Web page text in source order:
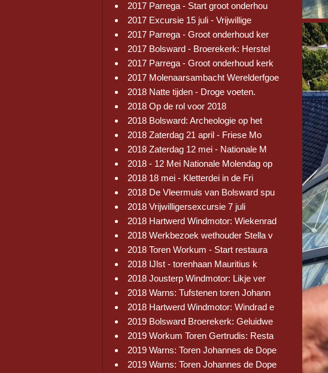
2017 Parrega - Start groot onderhou
2017 Excursie 15 juli - Vrijwillige
2017 Parrega - Groot onderhoud ker
2017 Bolsward - Broerekerk: Herstel
2017 Parrega - Groot onderhoud kerk
2017 Molenaarsambacht Werelderfgoe
2018 Natte tijden - Droge voeten.
2018 Op de rol voor 2018
2018 Bolsward: Archeologie op het
2018 Zaterdag 21 april - Friese Mo
2018 Zaterdag 12 mei - Nationale M
2018 - 12 Mei Nationale Molendag op
2018 18 mei - Kletterdei in de Fri
2018 De Vleermuis van Bolsward spu
2018 Vrijwilligersexcursie 7 juli
2018 Hartwerd Windmotor: Wiekenrad
2018 Werkbezoek wethouder Stella v
2018 Toren Workum - Start restaura
2018 IJlst - torenhaan Mauritius k
2018 Jousterp Windmotor: Likje ver
2018 Warns: Tufstenen toren Johann
2018 Hartwerd Windmotor: Windrad e
2019 Bolsward Broerekerk: Geluidwe
2019 Workum Toren Gertrudis: Resta
2019 Warns: Toren Johannes de Dope
2019 Warns: Toren Johannes de Dope